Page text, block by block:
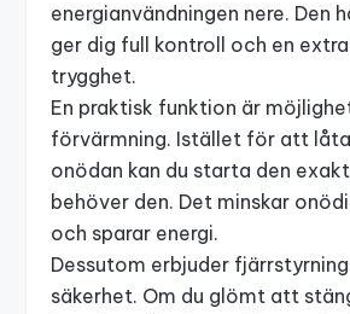
energianvändningen nere. Den
ger dig full kontroll och en
trygghet.
En praktisk funktion är
förvärmning. Istället för att
onödan kan du starta den
behöver den. Det minskar
och sparar energi.
Dessutom erbjuder
säkerhet. Om du glömt att